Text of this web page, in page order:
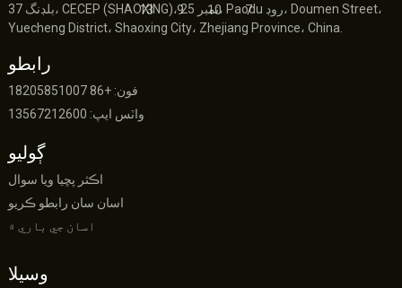
بلڊنگ 37، CECEP (SHAOXING)، نمبر 25، Paodu روڊ، Doumen Street،
Yuecheng District، Shaoxing City، Zhejiang Province، China.
رابطو
فون: +86 18205851007
واٽس ايپ: 13567212600
ڳوليو
اڪثر پڇيا ويا سوال
اسان سان رابطو ڪريو
اسان جي باري ۾
وسيلا